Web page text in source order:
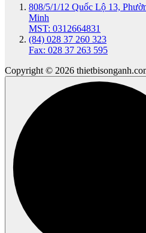
808/5/1/12 Quốc Lộ 13,
Minh
MST: 0312664831
(84) 028 37 260 323
Fax: 028 37 263 595
Copyright © 2026